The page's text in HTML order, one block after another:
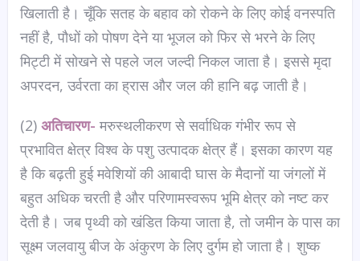
खिलाती है। चूँकि सतह के बहाव को रोकने के लिए कोई वनस्पति
नहीं है, पौधों को पोषण देने या भूजल को फिर से भरने के लिए
मिट्टी में सोखने से पहले जल जल्दी निकल जाता है। इससे मृदा
अपरदन, उर्वरता का ह्रास और जल की हानि बढ़ जाती है।
(2) अतिचारण- मरुस्थलीकरण से सर्वाधिक गंभीर रूप से
प्रभावित क्षेत्र विश्व के पशु उत्पादक क्षेत्र हैं। इसका कारण यह
है कि बढ़ती हुई मवेशियों की आबादी घास के मैदानों या जंगलों में
बहुत अधिक चरती है और परिणामस्वरूप भूमि क्षेत्र को नष्ट कर
देती है। जब पृथ्वी को खंडित किया जाता है, तो जमीन के पास का
सूक्ष्म जलवायु बीज के अंकुरण के लिए दुर्गम हो जाता है। शुष्क